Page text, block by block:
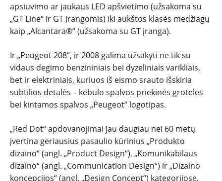
apsiuvimo ar jaukaus LED apšvietimo (užsakoma su
„GT Line“ ir GT įrangomis) iki aukštos klasės medžiagų
kaip „Alcantara®“ (užsakoma su GT įranga).
Ir „Peugeot 208“, ir 2008 galima užsakyti ne tik su
vidaus degimo benzininiais bei dyzeliniais varikliais,
bet ir elektriniais, kuriuos iš eismo srauto išskiria
subtilios detalės – kėbulo spalvos priekinės grotelės
bei kintamos spalvos „Peugeot“ logotipas.
„Red Dot“ apdovanojimai jau daugiau nei 60 metų
įvertina geriausius pasaulio kūrinius „Produkto
dizaino“ (angl. „Product Design“), „Komunikabilaus
dizaino“ (angl. „Communication Design“) ir „Dizaino
koncepcijos“ (angl. „Design Concept“) kategorijose.